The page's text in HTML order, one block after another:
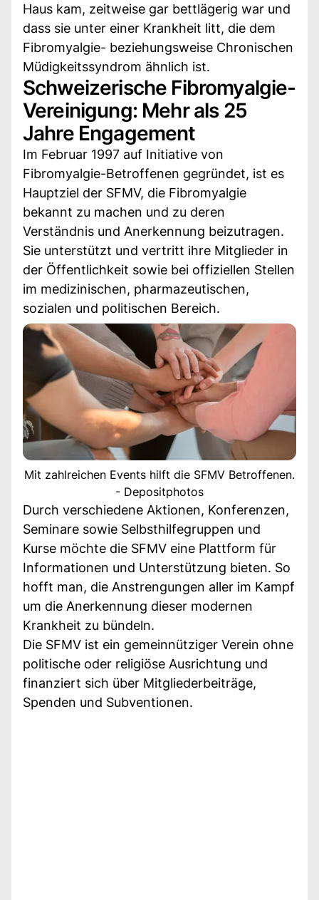
Haus kam, zeitweise gar bettlägerig war und
dass sie unter einer Krankheit litt, die dem
Fibromyalgie- beziehungsweise Chronischen
Müdigkeitssyndrom ähnlich ist.
Schweizerische Fibromyalgie-
Vereinigung: Mehr als 25
Jahre Engagement
Im Februar 1997 auf Initiative von
Fibromyalgie-Betroffenen gegründet, ist es
Hauptziel der SFMV, die Fibromyalgie
bekannt zu machen und zu deren
Verständnis und Anerkennung beizutragen.
Sie unterstützt und vertritt ihre Mitglieder in
der Öffentlichkeit sowie bei offiziellen Stellen
im medizinischen, pharmazeutischen,
sozialen und politischen Bereich.
Mit zahlreichen Events hilft die SFMV Betroffenen.
- Depositphotos
Durch verschiedene Aktionen, Konferenzen,
Seminare sowie Selbsthilfegruppen und
Kurse möchte die SFMV eine Plattform für
Informationen und Unterstützung bieten. So
hofft man, die Anstrengungen aller im Kampf
um die Anerkennung dieser modernen
Krankheit zu bündeln.
Die SFMV ist ein gemeinnütziger Verein ohne
politische oder religiöse Ausrichtung und
finanziert sich über Mitgliederbeiträge,
Spenden und Subventionen.